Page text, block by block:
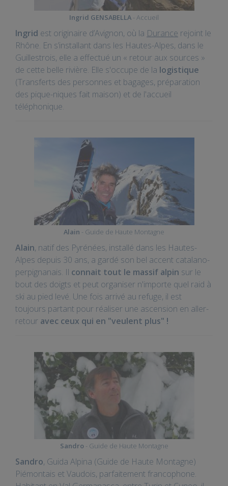
Ingrid GENSABELLA - Accueil
Ingrid est originaire d’Avignon, où la Durance rejoint le
Rhône. En s’installant dans les Hautes-Alpes, dans le
Guillestrois, elle a effectué un « retour aux sources »
de cette belle rivière. Elle s'occupe de la logistique
(Transferts des personnes et bagages, préparation
des pique-niques fait maison) et de l'accueil
téléphonique.
Alain - Guide de Haute Montagne
Alain, natif des Pyrénées, installé dans les Hautes-
Alpes depuis 30 ans, a gardé son bel accent catalano-
perpignanais. Il connait tout le massif alpin sur le
bout des doigts et peut organiser n'importe quel raid à
ski au pied levé. Une fois arrivé au refuge, il est
toujours partant pour réaliser une ascension en aller-
retour avec ceux qui en "veulent plus" !
Sandro- Guide de Haute Montagne
Sandro, Guida Alpina (Guide de Haute Montagne)
Piémontais et Vaudois, parfaitement francophone.